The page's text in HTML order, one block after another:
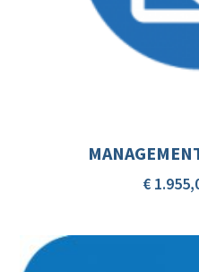
€